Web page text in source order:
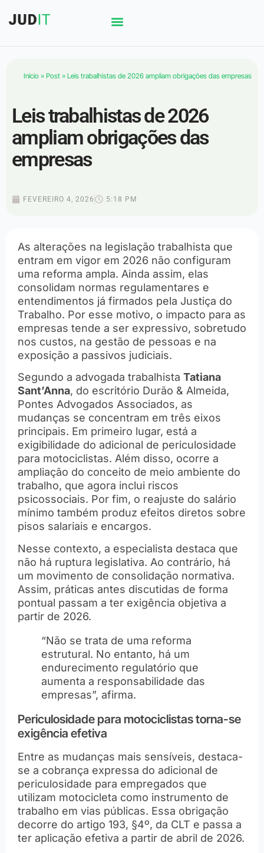
Início » Post » Leis trabalhistas de 2026 ampliam obrigações das empresas
Leis trabalhistas de 2026
ampliam obrigações das
empresas
FEVEREIRO 4, 2026 5:18 PM
As alterações na legislação trabalhista que
entram em vigor em 2026 não configuram
uma reforma ampla. Ainda assim, elas
consolidam normas regulamentares e
entendimentos já firmados pela Justiça do
Trabalho. Por esse motivo, o impacto para as
empresas tende a ser expressivo, sobretudo
nos custos, na gestão de pessoas e na
exposição a passivos judiciais.
Segundo a advogada trabalhista Tatiana
Sant’Anna, do escritório Durão & Almeida,
Pontes Advogados Associados, as
mudanças se concentram em três eixos
principais. Em primeiro lugar, está a
exigibilidade do adicional de periculosidade
para motociclistas. Além disso, ocorre a
ampliação do conceito de meio ambiente do
trabalho, que agora inclui riscos
psicossociais. Por fim, o reajuste do salário
mínimo também produz efeitos diretos sobre
pisos salariais e encargos.
Nesse contexto, a especialista destaca que
não há ruptura legislativa. Ao contrário, há
um movimento de consolidação normativa.
Assim, práticas antes discutidas de forma
pontual passam a ter exigência objetiva a
partir de 2026.
“Não se trata de uma reforma
estrutural. No entanto, há um
endurecimento regulatório que
aumenta a responsabilidade das
empresas”, afirma.
Periculosidade para motociclistas torna-se
exigência efetiva
Entre as mudanças mais sensíveis, destaca-
se a cobrança expressa do adicional de
periculosidade para empregados que
utilizam motocicleta como instrumento de
trabalho em vias públicas. Essa obrigação
decorre do artigo 193, §4º, da CLT e passa a
ter aplicação efetiva a partir de abril de 2026.